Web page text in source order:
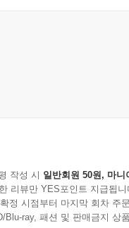
작성 시 일반회원 50원, 마니
리뷰만 YES포인트 지급됩니
정 시점부터 마지막 회차 주
Blu-ray, 패션 및 판매금지 상